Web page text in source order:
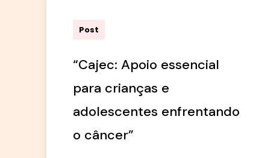
Post
“Cajec: Apoio essencial
para crianças e
adolescentes enfrentando
o câncer”